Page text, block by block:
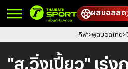
ผลบอลสด
กีฬา ฟุตบอลไทย
"ส.วิ่งเปี้ยว" เร่ง